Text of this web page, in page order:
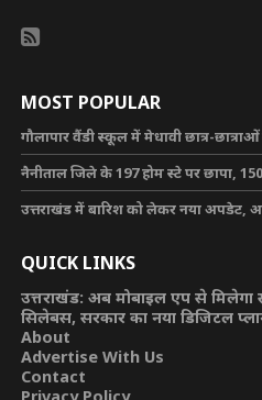
MOST POPULAR
गौलापार वैंडी स्कूल में मेधावी छात्र-
नैनीताल जिले के 197 होम स्टे पर छापा,
उत्तराखंड में बारिश को लेकर नया अपडेट,
QUICK LINKS
उत्तराखंड: अब मोबाइल एप से मिलेगा
सिलेबस, सरकार का नया डिजिटल
About
Advertise With Us
Contact